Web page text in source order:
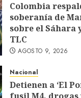
Colombia
soberanía de
sobre el Sáhara
TLC
AGOSTO 9, 2026
Nacional
Detienen a ‘El